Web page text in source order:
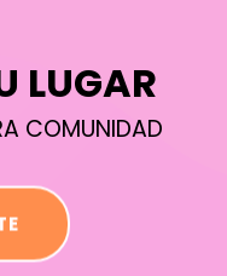
LUGAR
COMUNIDAD